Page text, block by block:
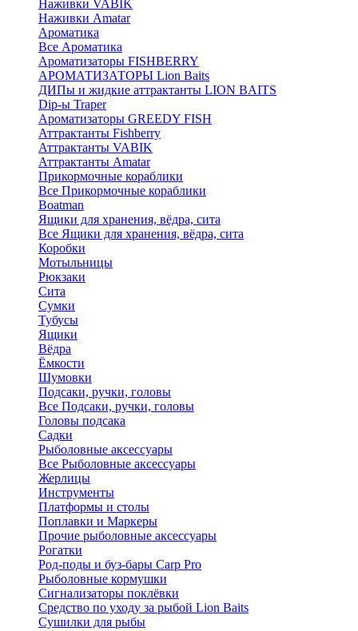
Наживки VABIK
Наживки Amatar
Ароматика
Все Ароматика
Ароматизаторы FISHBERRY
АРОМАТИЗАТОРЫ Lion Baits
ДИПы и жидкие аттрактанты LION BAITS
Dip-ы Traper
Ароматизаторы GREEDY FISH
Аттрактанты Fishberry
Аттрактанты VABIK
Аттрактанты Amatar
Прикормочные кораблики
Все Прикормочные кораблики
Boatman
Ящики для хранения, вёдра, сита
Все Ящики для хранения, вёдра, сита
Коробки
Мотыльницы
Рюкзаки
Сита
Сумки
Тубусы
Ящики
Вёдра
Ёмкости
Шумовки
Подсаки, ручки, головы
Все Подсаки, ручки, головы
Головы подсака
Садки
Рыболовные аксессуары
Все Рыболовные аксессуары
Жерлицы
Инструменты
Платформы и столы
Поплавки и Маркеры
Прочие рыболовные аксессуары
Рогатки
Род-поды и буз-бары Carp Pro
Рыболовные кормушки
Сигнализаторы поклёвки
Средство по уходу за рыбой Lion Baits
Сушилки для рыбы